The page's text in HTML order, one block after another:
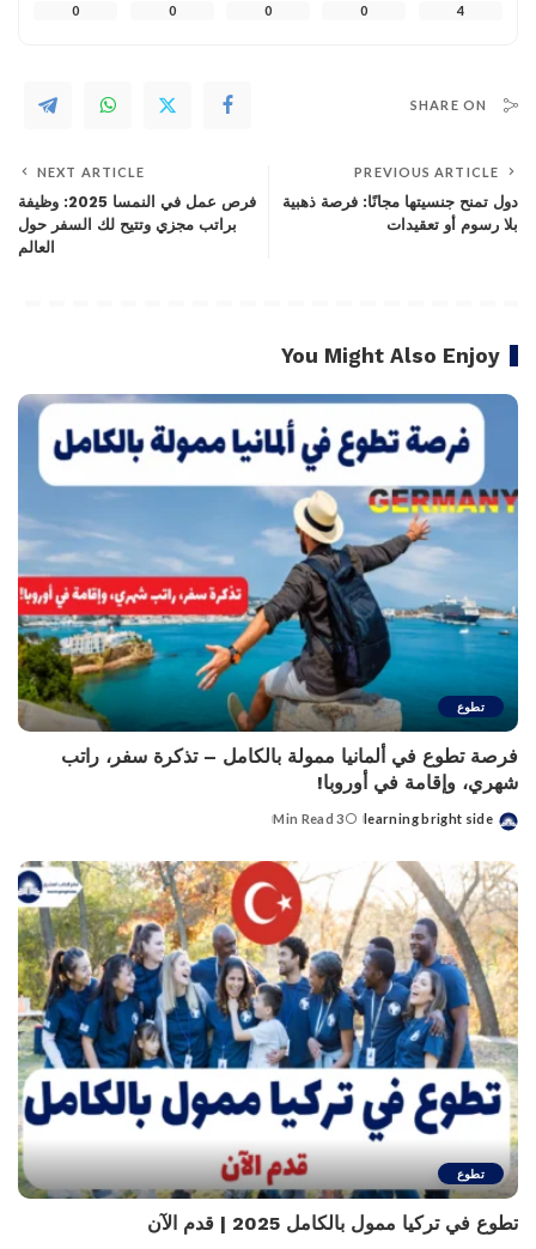
4
0
0
0
0
SHARE ON
PREVIOUS ARTICLE
دول تمنح جنسيتها مجانًا: فرصة ذهبية
بلا رسوم أو تعقيدات
NEXT ARTICLE
فرص عمل في النمسا 2025: وظيفة
براتب مجزي وتتيح لك السفر حول
العالم
You Might Also Enjoy
تطوع
فرصة تطوع في ألمانيا ممولة بالكامل – تذكرة سفر، راتب
شهري، وإقامة في أوروبا!
Posted
learning bright side
3 Min Read
تطوع
تطوع في تركيا ممول بالكامل 2025 | قدم الآن